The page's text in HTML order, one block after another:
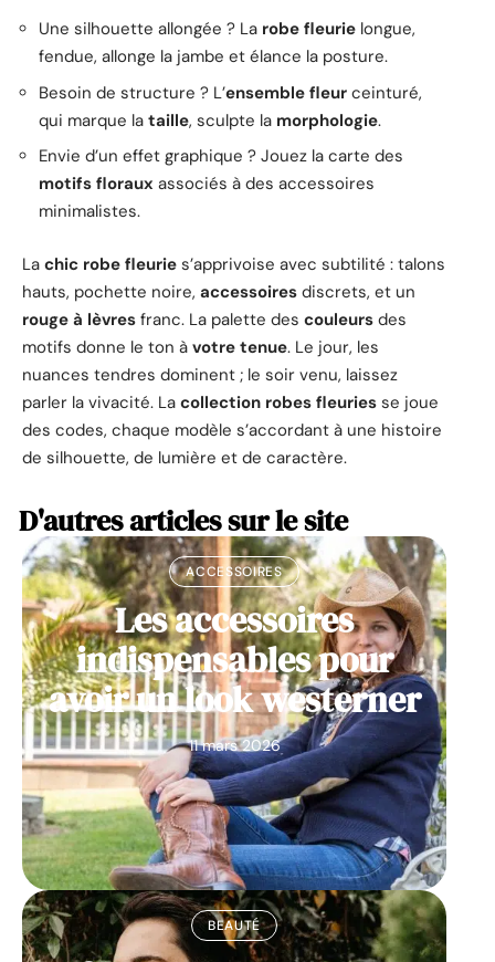
Une silhouette allongée ? La robe fleurie longue,
fendue, allonge la jambe et élance la posture.
Besoin de structure ? L’ensemble fleur ceinturé,
qui marque la taille, sculpte la morphologie.
Envie d’un effet graphique ? Jouez la carte des
motifs floraux associés à des accessoires
minimalistes.
La chic robe fleurie s’apprivoise avec subtilité : talons
hauts, pochette noire, accessoires discrets, et un
rouge à lèvres franc. La palette des couleurs des
motifs donne le ton à votre tenue. Le jour, les
nuances tendres dominent ; le soir venu, laissez
parler la vivacité. La collection robes fleuries se joue
des codes, chaque modèle s’accordant à une histoire
de silhouette, de lumière et de caractère.
D'autres articles sur le site
ACCESSOIRES
Les accessoires
indispensables pour
avoir un look westerner
11 mars 2026
BEAUTÉ